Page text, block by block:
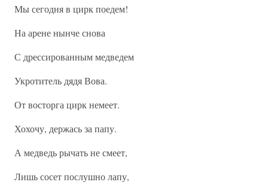
Мы сегодня в цирк поедем!
На арене нынче снова
С дрессированным медведем
Укротитель дядя Вова.
От восторга цирк немеет.
Хохочу, держась за папу.
А медведь рычать не смеет,
Лишь сосет послушно лапу,